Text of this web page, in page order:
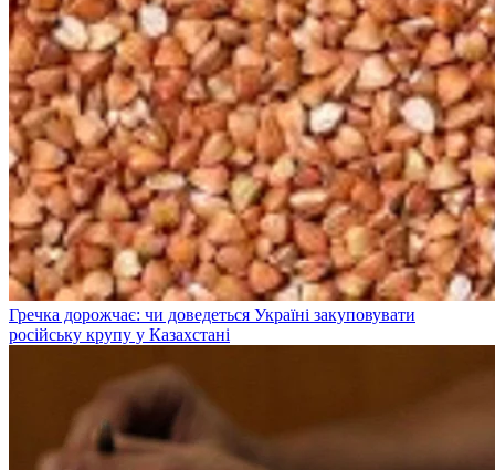
Гречка дорожчає: чи доведеться Україні закуповувати
російську крупу у Казахстані